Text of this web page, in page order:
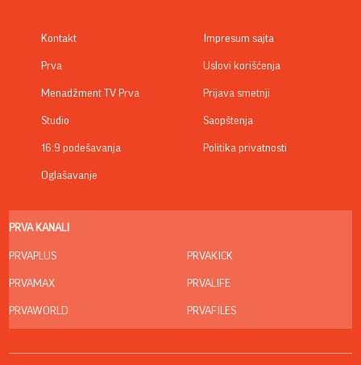
Kontakt
Prva
Menadžment TV Prva
Studio
16:9 podešavanja
Oglašavanje
Impresum sajta
Uslovi korišćenja
Prijava smetnji
Saopštenja
Politika privatnosti
PRVA KANALI
PRVAPLUS
PRVAMAX
PRVAWORLD
PRVAKICK
PRVALIFE
PRVAFILES